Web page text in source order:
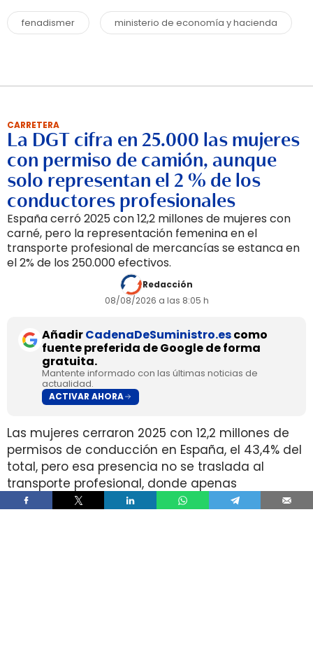
fenadismer ministerio de economía y hacienda
CARRETERA
La DGT cifra en 25.000 las mujeres
con permiso de camión, aunque
solo representan el 2 % de los
conductores profesionales
España cerró 2025 con 12,2 millones de mujeres con
carné, pero la representación femenina en el
transporte profesional de mercancías se estanca en
el 2% de los 250.000 efectivos.
Redacción
08/08/2026 a las 8:05 h
AñadirCadenaDeSuministro.escomo
fuente preferida de Google de forma
gratuita.
Mantente informado con las últimas noticias de
actualidad.
ACTIVAR AHORA
Las mujeres cerraron 2025 con 12,2 millones de
permisos de conducción en España, el 43,4% del
total, pero esa presencia no se traslada al
transporte profesional, donde apenas
representan el 2% de un colectivo de 250.000